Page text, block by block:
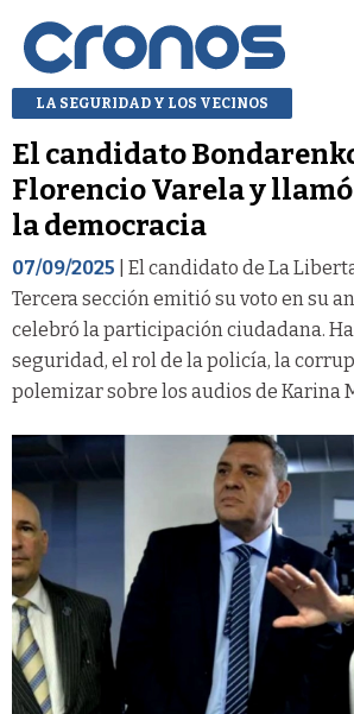
LA SEGURIDAD Y LOS VECINOS
El candidato
Florencio Varela y
la democracia
07/09/2025 | El candidato de La
Tercera sección emitió su voto en su
celebró la participación ciudadana.
seguridad, el rol de la policía, la
polemizar sobre los audios de Karina